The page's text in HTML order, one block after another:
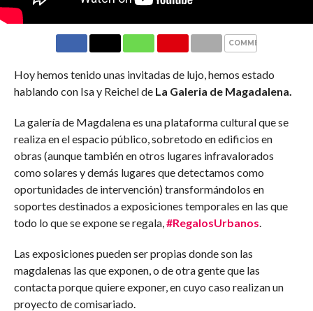
COMMENTS
Hoy hemos tenido unas invitadas de lujo, hemos estado
hablando con Isa y Reichel de La Galeria de Magadalena.
La galería de Magdalena es una plataforma cultural que se
realiza en el espacio público, sobretodo en edificios en
obras (aunque también en otros lugares infravalorados
como solares y demás lugares que detectamos como
oportunidades de intervención) transformándolos en
soportes destinados a exposiciones temporales en las que
todo lo que se expone se regala,#RegalosUrbanos.
Las exposiciones pueden ser propias donde son las
magdalenas las que exponen, o de otra gente que las
contacta porque quiere exponer, en cuyo caso realizan un
proyecto de comisariado.